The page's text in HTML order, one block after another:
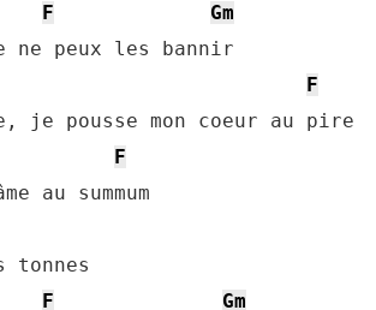
F
Gm
ne peux les bannir
F
je pousse mon coeur au pire
F
au summum
tonnes
F Gm